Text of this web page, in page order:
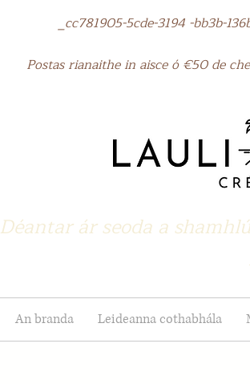
_cc781905-5cde-3194 -bb3b-
Postas rianaithe in aisce ó €50 de
Déantar ár seoda a
An branda Leideanna cothabhála